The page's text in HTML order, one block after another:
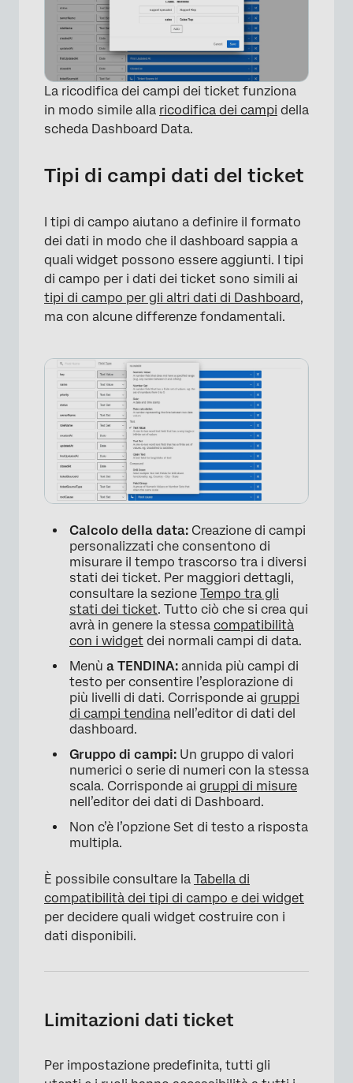
×
La ricodifica dei campi dei ticket funziona
in modo simile alla ricodifica dei campi della
scheda Dashboard Data.
Tipi di campi dati del ticket
I tipi di campo aiutano a definire il formato
dei dati in modo che il dashboard sappia a
quali widget possono essere aggiunti. I tipi
di campo per i dati dei ticket sono simili ai
tipi di campo per gli altri dati di Dashboard,
ma con alcune differenze fondamentali.
Calcolo della data: Creazione di campi
personalizzati che consentono di
misurare il tempo trascorso tra i diversi
stati dei ticket. Per maggiori dettagli,
consultare la sezione Tempo tra gli
stati dei ticket. Tutto ciò che si crea qui
avrà in genere la stessa compatibilità
con i widget dei normali campi di data.
Menù a TENDINA: annida più campi di
testo per consentire l’esplorazione di
più livelli di dati. Corrisponde ai gruppi
di campi tendina nell’editor di dati del
dashboard.
Gruppo di campi: Un gruppo di valori
numerici o serie di numeri con la stessa
scala. Corrisponde ai gruppi di misure
nell’editor dei dati di Dashboard.
Non c’è l’opzione Set di testo a risposta
multipla.
È possibile consultare la Tabella di
compatibilità dei tipi di campo e dei widget
per decidere quali widget costruire con i
dati disponibili.
Limitazioni dati ticket
Per impostazione predefinita, tutti gli